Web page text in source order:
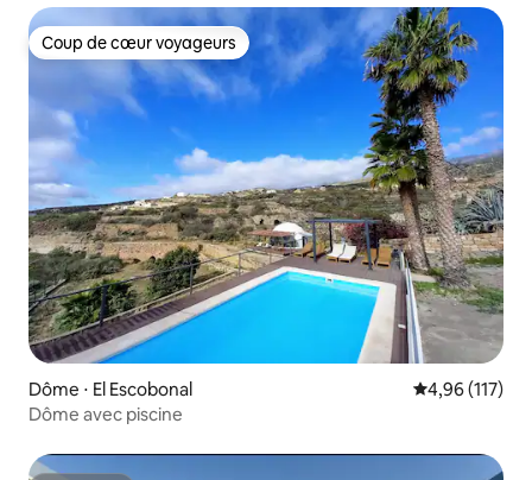
Coup de cœur voyageurs
Coup de cœur voyageurs
Dôme ⋅ El Escobonal Évaluation
4,96 (117)
Dôme avec piscine